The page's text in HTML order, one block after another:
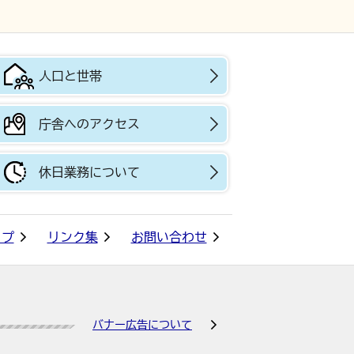
人口と世帯
庁舎へのアクセス
休日業務について
リンク集 お問い合わせ
バナー広告について